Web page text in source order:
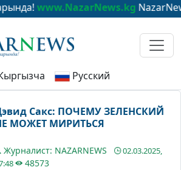
NazarNews - в
Русский
Сакс: ПОЧЕМУ ЗЕЛЕНСКИЙ
МОЖЕТ МИРИТЬСЯ
Журналист: NAZARNEWS
02.03.2025,
48573